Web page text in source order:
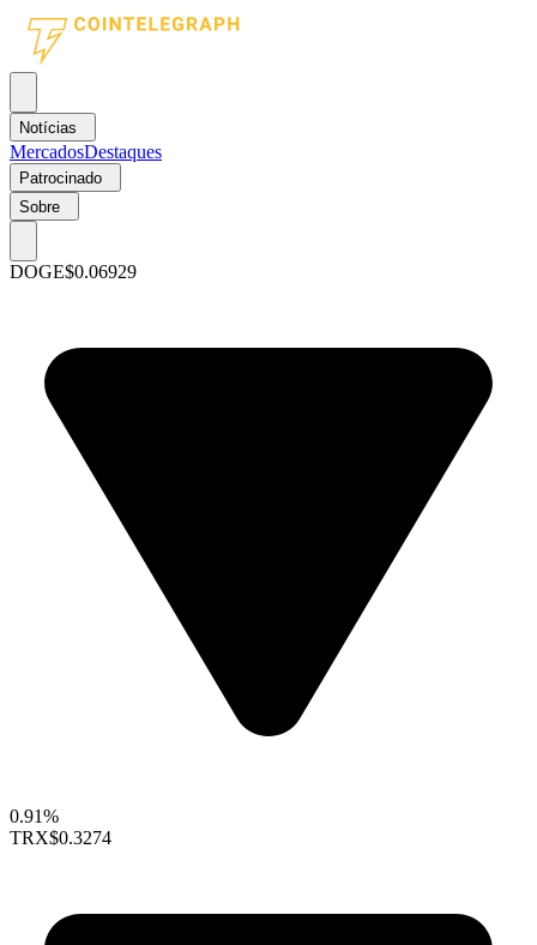
Notícias
MercadosDestaques
Patrocinado
Sobre
DOGE$0.06929
0.91%
TRX$0.3274